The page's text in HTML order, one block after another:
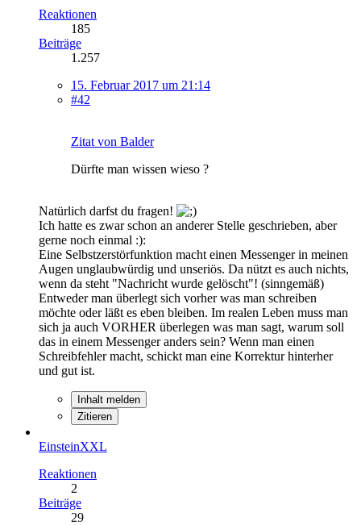
Reaktionen
185
Beiträge
1.257
15. Februar 2017 um 21:14
#42
Zitat von Balder
Dürfte man wissen wieso ?
Natürlich darfst du fragen!
Ich hatte es zwar schon an anderer Stelle geschrieben, aber
gerne noch einmal :):
Eine Selbstzerstörfunktion macht einen Messenger in meinen
Augen unglaubwürdig und unseriös. Da nützt es auch nichts,
wenn da steht "Nachricht wurde gelöscht"! (sinngemäß)
Entweder man überlegt sich vorher was man schreiben
möchte oder läßt es eben bleiben. Im realen Leben muss man
sich ja auch VORHER überlegen was man sagt, warum soll
das in einem Messenger anders sein? Wenn man einen
Schreibfehler macht, schickt man eine Korrektur hinterher
und gut ist.
Inhalt melden
Zitieren
EinsteinXXL
Reaktionen
2
Beiträge
29